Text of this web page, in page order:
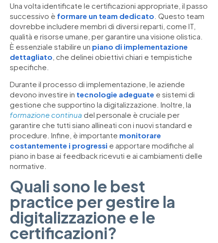
Una volta identificate le certificazioni appropriate, il passo
successivo è formare un team dedicato . Questo team
dovrebbe includere membri di diversi reparti, come IT,
qualità e risorse umane, per garantire una visione olistica.
È essenziale stabilire un piano di implementazione
dettagliato , che delinei obiettivi chiari e tempistiche
specifiche.
Durante il processo di implementazione, le aziende
devono investire in tecnologie adeguate e sistemi di
gestione che supportino la digitalizzazione. Inoltre, la
formazione continua del personale è cruciale per
garantire che tutti siano allineati con i nuovi standard e
procedure. Infine, è importante monitorare
costantemente i progressi e apportare modifiche al
piano in base ai feedback ricevuti e ai cambiamenti delle
normative.
Quali sono le best
practice per gestire la
digitalizzazione e le
certificazioni?